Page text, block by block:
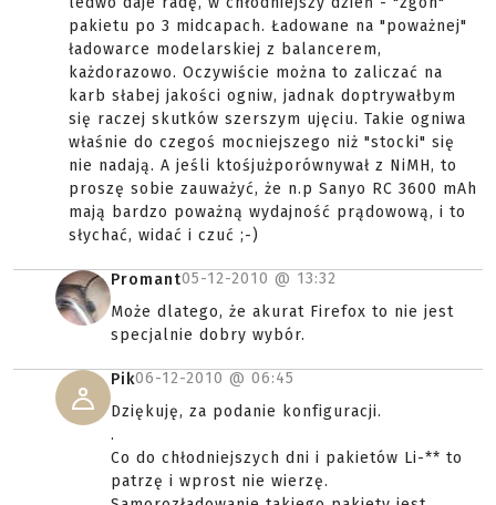
pakietu po 3 midcapach. Ładowane na "poważnej"
ładowarce modelarskiej z balancerem,
każdorazowo. Oczywiście można to zaliczać na
karb słabej jakości ogniw, jadnak doptrywałbym
się raczej skutków szerszym ujęciu. Takie ogniwa
właśnie do czegoś mocniejszego niż "stocki" się
nie nadają. A jeśli ktośjużporównywał z NiMH, to
proszę sobie zauważyć, że n.p Sanyo RC 3600 mAh
mają bardzo poważną wydajność prądowową, i to
słychać, widać i czuć ;-)
Promant05-12-2010 @ 13:32
Może dlatego, że akurat Firefox to nie jest
specjalnie dobry wybór.
Pik06-12-2010 @ 06:45
Dziękuję, za podanie konfiguracji.
.
Co do chłodniejszych dni i pakietów Li-** to
patrzę i wprost nie wierzę.